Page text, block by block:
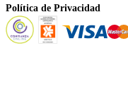
Política de Privacidad